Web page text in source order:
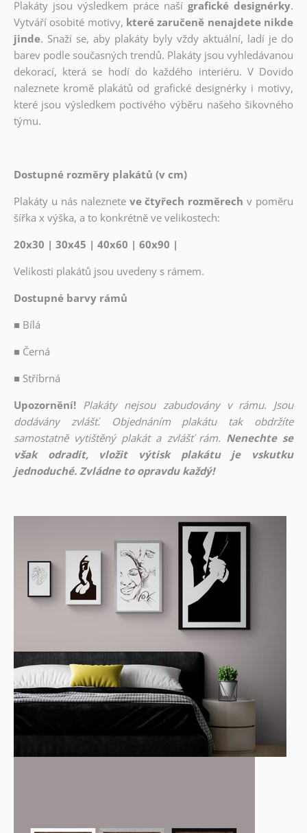
Plakáty jsou výsledkem práce naší grafické designérky.
Vytváří osobité motivy, které zaručeně nenajdete nikde
jinde. Snaží se, aby plakáty byly vždy aktuální, ladí je do
barev podle současných trendů. Plakáty jsou vyhledávanou
dekorací, která se hodí do každého interiéru. V Dovido
naleznete kromě plakátů od grafické designérky i motivy,
které jsou výsledkem poctivého výběru našeho šikovného
týmu.
Dostupné rozměry plakátů (v cm)
Plakáty u nás naleznete ve čtyřech rozměrech v poměru
šířka x výška, a to konkrétně ve velikostech:
20x30 | 30x45 | 40x60 | 60x90 |
Velikosti plakátů jsou uvedeny s rámem.
Dostupné barvy rámů
■ Bílá
■ Černá
■ Stříbrná
Upozornění! Plakáty nejsou zabudovány v rámu. Jsou
dodávány zvlášť. Objednáním plakátu tak obdržíte
samostatně vytištěný plakát a zvlášť rám. Nenechte se
však odradit, vložit výtisk plakátu je vskutku
jednoduché. Zvládne to opravdu každý!